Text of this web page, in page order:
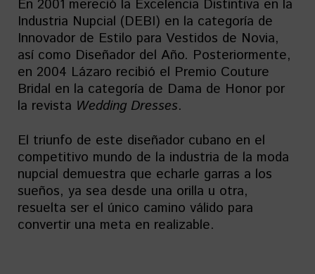
En 2001 mereció la Excelencia Distintiva en la
Industria Nupcial (DEBI) en la categoría de
Innovador de Estilo para Vestidos de Novia,
así como Diseñador del Año. Posteriormente,
en 2004 Lázaro recibió el Premio Couture
Bridal en la categoría de Dama de Honor por
la revista Wedding Dresses.
El triunfo de este diseñador cubano en el
competitivo mundo de la industria de la moda
nupcial demuestra que echarle garras a los
sueños, ya sea desde una orilla u otra,
resuelta ser el único camino válido para
convertir una meta en realizable.